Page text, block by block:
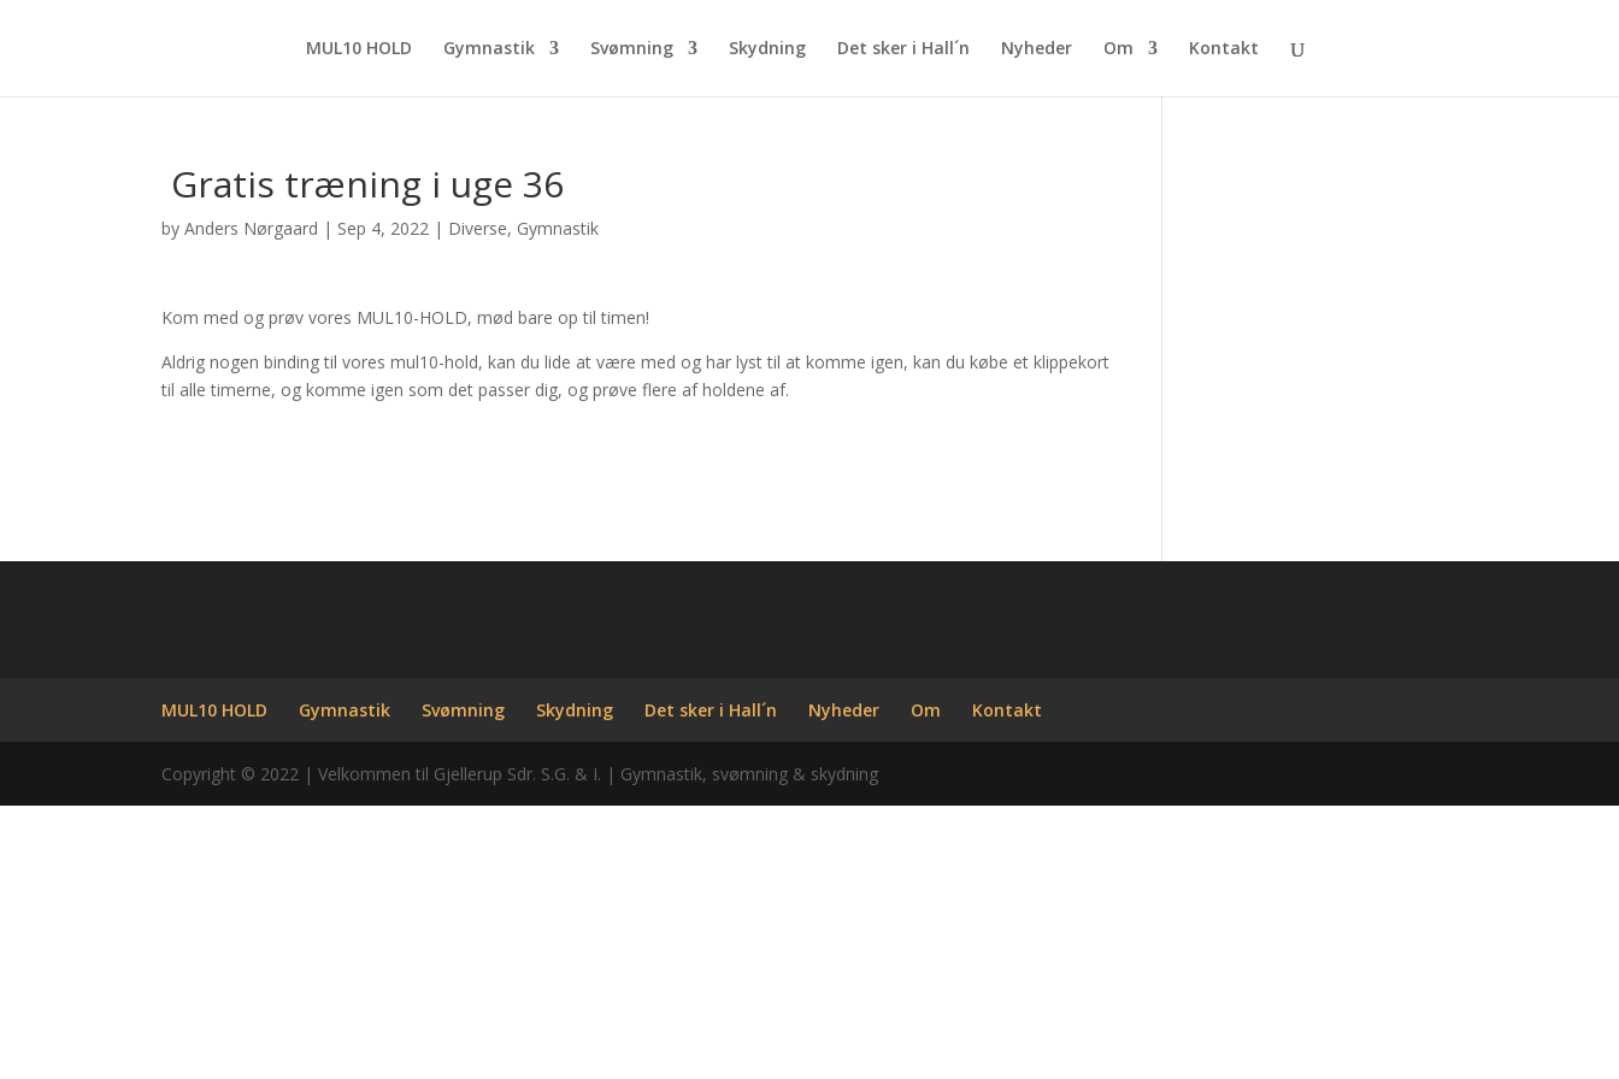
MUL10 HOLD Gymnastik Svømning Skydning Det sker i Hall´n Nyheder Om Kontakt
Gratis træning i uge 36
byAnders Nørgaard | Sep 4, 2022 | Diverse, Gymnastik
Kom med og prøv vores MUL10-HOLD, mød bare op til timen!
Aldrig nogen binding til vores mul10-hold, kan du lide at være med og har lyst til at komme igen, kan du købe et klippekort
til alle timerne, og komme igen som det passer dig, og prøve flere af holdene af.
MUL10 HOLD Gymnastik Svømning Skydning Det sker i Hall´n Nyheder Om Kontakt
Copyright © 2022 | Velkommen til Gjellerup Sdr. S.G. & I. | Gymnastik, svømning & skydning